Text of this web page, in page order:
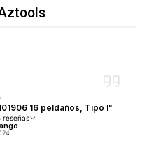
16 peldaños, Tipo I"
5 reseñas